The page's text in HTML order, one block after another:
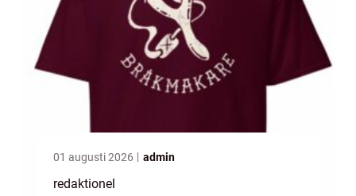
01 augusti 2026 admin
redaktionel